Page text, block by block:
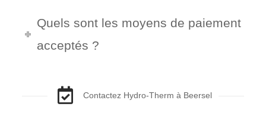
Quels sont les moyens de paiement
acceptés ?
Contactez Hydro-Therm à Beersel